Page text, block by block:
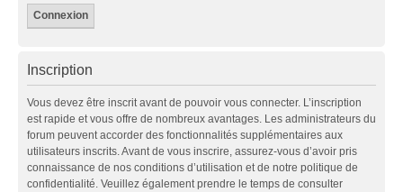
Inscription
Vous devez être inscrit avant de pouvoir vous connecter. L’inscription
est rapide et vous offre de nombreux avantages. Les administrateurs du
forum peuvent accorder des fonctionnalités supplémentaires aux
utilisateurs inscrits. Avant de vous inscrire, assurez-vous d’avoir pris
connaissance de nos conditions d’utilisation et de notre politique de
confidentialité. Veuillez également prendre le temps de consulter